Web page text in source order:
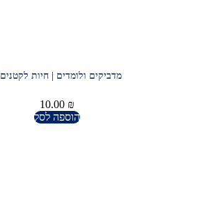
מדביקים ולומדים | חיות לקטנים 1
10.00 ₪
הוספה לסל